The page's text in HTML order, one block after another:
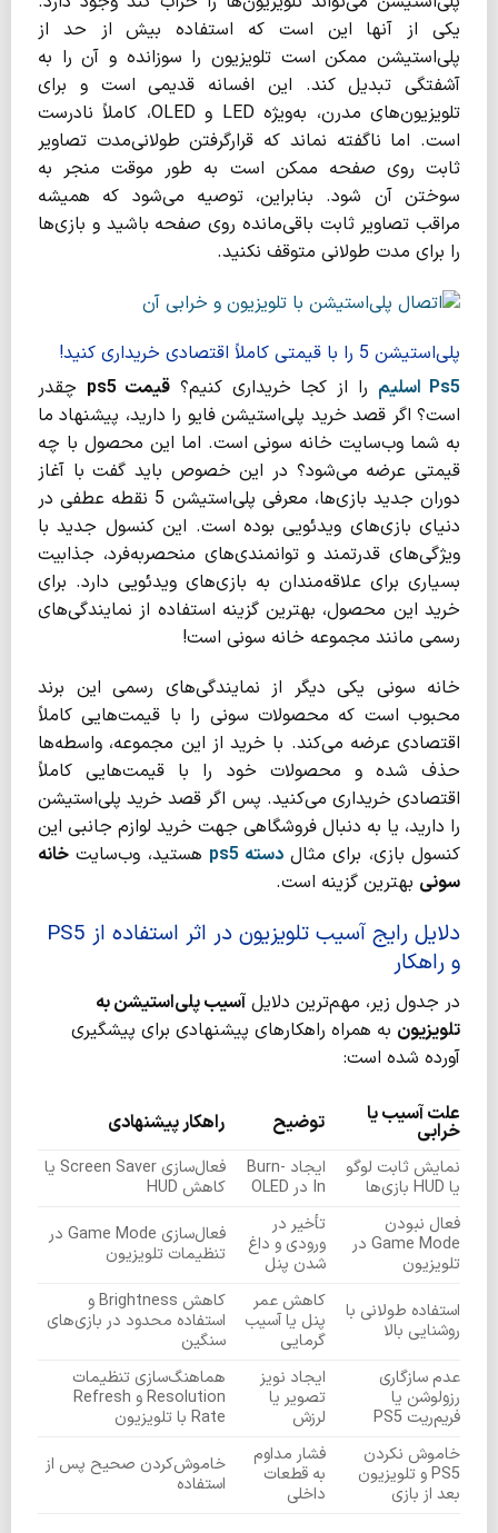
یکی از آنها این است که استفاده بیش از حد از
پلی‌استیشن ممکن است تلویزیون را سوزانده و آن را به
آشفتگی تبدیل کند. این افسانه قدیمی است و برای
تلویزیون‌های مدرن، به‌ویژه LED و OLED، کاملاً نادرست
است. اما ناگفته نماند که قرارگرفتن طولانی‌مدت تصاویر
ثابت روی صفحه ممکن است به طور موقت منجر به
سوختن آن شود. بنابراین، توصیه می‌شود که همیشه
مراقب تصاویر ثابت باقی‌مانده روی صفحه باشید و بازی‌ها
را برای مدت طولانی متوقف نکنید.
پلی‌استیشن 5 را با قیمتی کاملاً اقتصادی خریداری کنید!
Ps5 اسلیم را از کجا خریداری کنیم؟قیمتps5 چقدر
است؟ اگر قصد خرید پلی‌استیشن فایو را دارید، پیشنهاد ما
به شما وب‌سایت خانه سونی است. اما این محصول با چه
قیمتی عرضه می‌شود؟ در این خصوص باید گفت با آغاز
دوران جدید بازی‌ها، معرفی پلی‌استیشن 5 نقطه عطفی در
دنیای بازی‌های ویدئویی بوده است. این کنسول جدید با
ویژگی‌های قدرتمند و توانمندی‌های منحصربه‌فرد، جذابیت
بسیاری برای علاقه‌مندان به بازی‌های ویدئویی دارد. برای
خرید این محصول، بهترین گزینه استفاده از نمایندگی‌های
رسمی مانند مجموعه خانه سونی است!
خانه سونی یکی دیگر از نمایندگی‌های رسمی این برند
محبوب است که محصولات سونی را با قیمت‌هایی کاملاً
اقتصادی عرضه می‌کند. با خرید از این مجموعه، واسطه‌ها
حذف شده و محصولات خود را با قیمت‌هایی کاملاً
اقتصادی خریداری می‌کنید. پس اگر قصد خرید پلی‌استیشن
را دارید، یا به دنبال فروشگاهی جهت خرید لوازم جانبی این
کنسول بازی، برای مثالدسته ps5 هستید، وب‌سایت خانه
سونی بهترین گزینه است.
دلایل رایج آسیب تلویزیون در اثر استفاده از PS5
و راهکار
در جدول زیر، مهم‌ترین دلایل آسیب پلی‌استیشن به
تلویزیون به همراه راهکارهای پیشنهادی برای پیشگیری
آورده شده است:
علت آسیب یا
خرابی توضیح راهکار پیشنهادی
نمایش ثابت لوگو
یا HUD بازی‌ها
ایجاد Burn-
In در OLED
فعال‌سازی Screen Saver یا
کاهش HUD
فعال نبودن
Game Mode در
تلویزیون
تأخیر در
ورودی و داغ
شدن پنل
فعال‌سازی Game Mode در
تنظیمات تلویزیون
استفاده طولانی با
روشنایی بالا
کاهش عمر
پنل یا آسیب
گرمایی
کاهش Brightness و
استفاده محدود در بازی‌های
سنگین
عدم سازگاری
رزولوشن یا
فریم‌ریت PS5
ایجاد نویز
تصویر یا
لرزش
هماهنگ‌سازی تنظیمات
Resolution و Refresh
Rate با تلویزیون
خاموش نکردن
PS5 و تلویزیون
بعد از بازی
فشار مداوم
به قطعات
داخلی
خاموش‌کردن صحیح پس از
استفاده